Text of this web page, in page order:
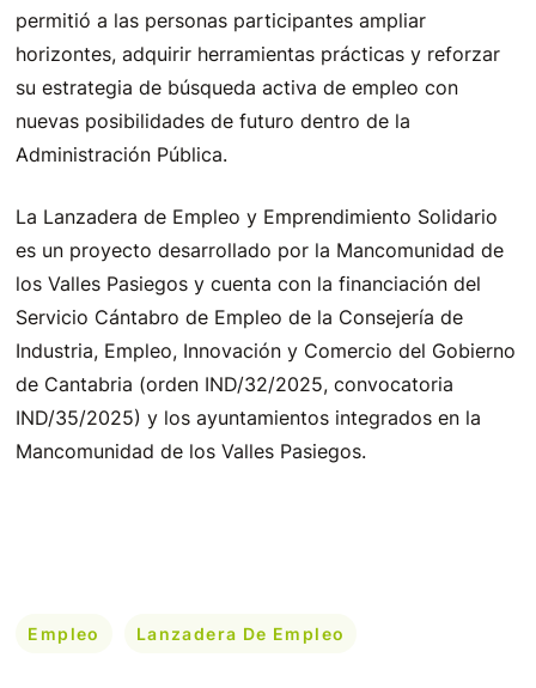
permitió a las personas participantes ampliar
horizontes, adquirir herramientas prácticas y reforzar
su estrategia de búsqueda activa de empleo con
nuevas posibilidades de futuro dentro de la
Administración Pública.
La Lanzadera de Empleo y Emprendimiento Solidario
es un proyecto desarrollado por la Mancomunidad de
los Valles Pasiegos y cuenta con la financiación del
Servicio Cántabro de Empleo de la Consejería de
Industria, Empleo, Innovación y Comercio del Gobierno
de Cantabria (orden IND/32/2025, convocatoria
IND/35/2025) y los ayuntamientos integrados en la
Mancomunidad de los Valles Pasiegos.
Empleo Lanzadera De Empleo